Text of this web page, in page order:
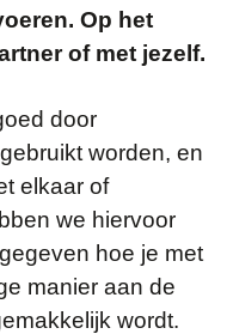
Op het
of met jezelf.
door
worden, en
elkaar of
we hiervoor
hoe je met
manier aan de
wordt.